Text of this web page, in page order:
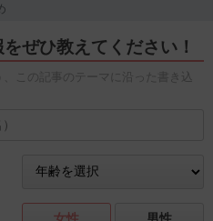
ぜひ教えてください！
この記事のテーマに沿った書き込